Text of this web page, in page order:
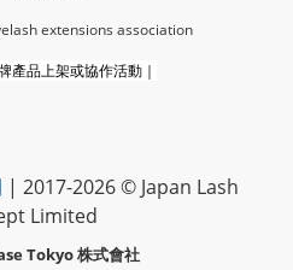
extensions association
產品上架或協作活動｜
| 2017-2026 © Japan Lash
Limited
Tokyo株式會社